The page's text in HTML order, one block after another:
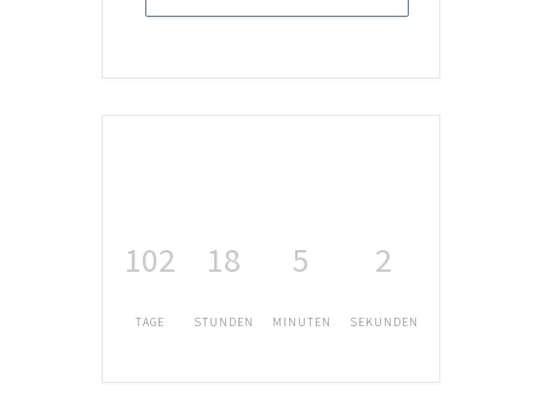
102
TAGE
18
STUNDEN
5
MINUTEN
2
SEKUNDEN